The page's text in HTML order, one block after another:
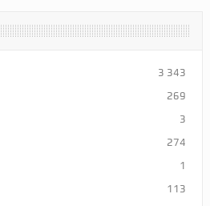
3 343
269
3
274
1
113